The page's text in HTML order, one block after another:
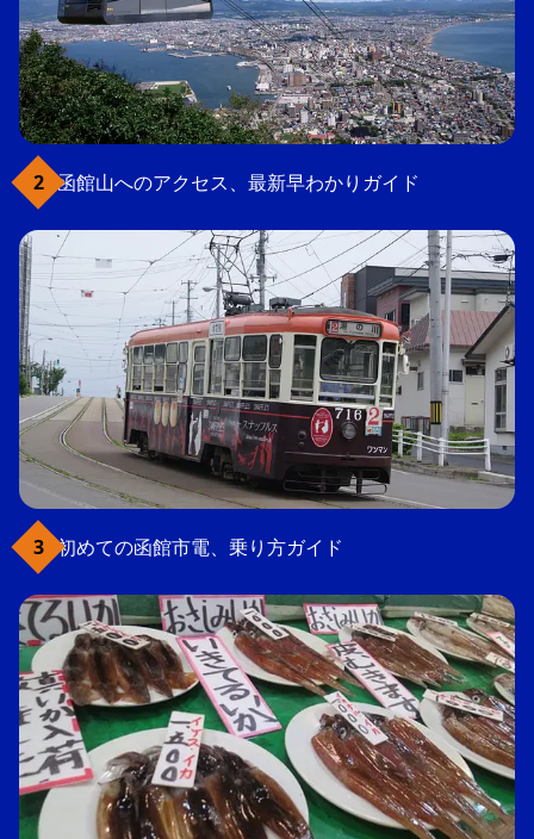
函館山へのアクセス、最新早わかりガイド
初めての函館市電、乗り方ガイド